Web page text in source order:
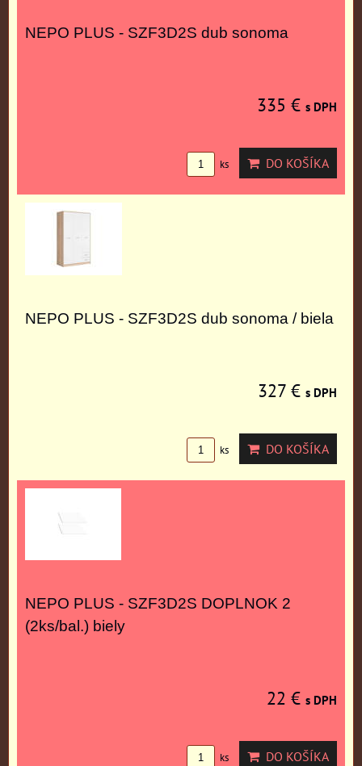
NEPO PLUS - SZF3D2S dub sonoma
335 € s DPH
ks DO KOŠÍKA
NEPO PLUS - SZF3D2S dub sonoma / biela
327 € s DPH
ks DO KOŠÍKA
NEPO PLUS - SZF3D2S DOPLNOK 2
(2ks/bal.) biely
22 € s DPH
ks DO KOŠÍKA